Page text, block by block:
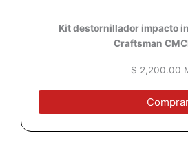
Kit destornillador impacto
Craftsman
$ 2,200.00